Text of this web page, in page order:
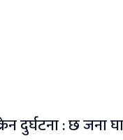
दुर्घटना : छ जना